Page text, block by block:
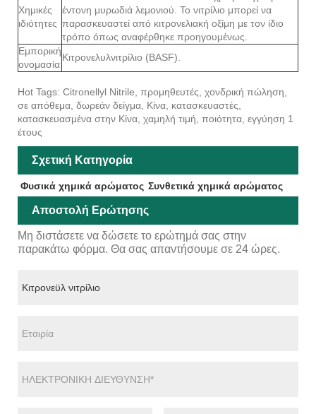
Χημικές
ιδιότητες
έντονη μυρωδιά λεμονιού. Το νιτρίλιο μπορεί να
παρασκευαστεί από κιτρονελιακή οξίμη με τον ίδιο
τρόπο όπως αναφέρθηκε προηγουμένως.
Εμπορική
ονομασία
Κιτρονελυλνιτρίλιο (BASF).
Hot Tags: Citronellyl Nitrile, προμηθευτές, χονδρική πώληση,
σε απόθεμα, δωρεάν δείγμα, Κίνα, κατασκευαστές,
κατασκευασμένα στην Κίνα, χαμηλή τιμή, ποιότητα, εγγύηση 1
έτους
Σχετική Κατηγορία
Φυσικά χημικά αρώματος Συνθετικά χημικά αρώματος
Αποστολή Ερώτησης
Μη διστάσετε να δώσετε το ερώτημά σας στην
παρακάτω φόρμα. Θα σας απαντήσουμε σε 24 ώρες.